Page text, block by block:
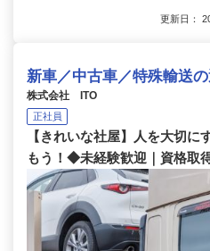
更新日：
新車／中古車／特殊輸送
株式会社 ITO
正社員
【きれいな社屋】人を大切に
もう！◆未経験歓迎｜資格取